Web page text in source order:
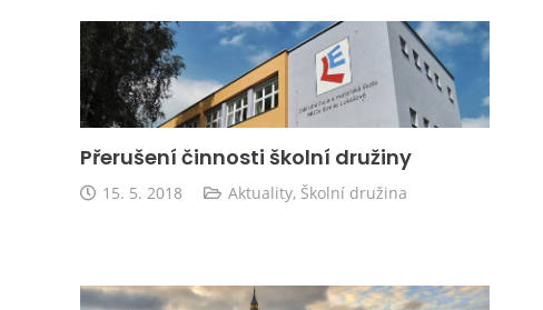
Přerušení činnosti školní družiny
15. 5. 2018 Aktuality, Školní družina